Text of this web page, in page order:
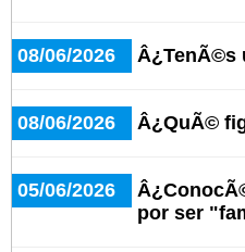
08/06/2026 Â¿TenÃ©s
08/06/2026 Â¿QuÃ©
05/06/2026
por ser